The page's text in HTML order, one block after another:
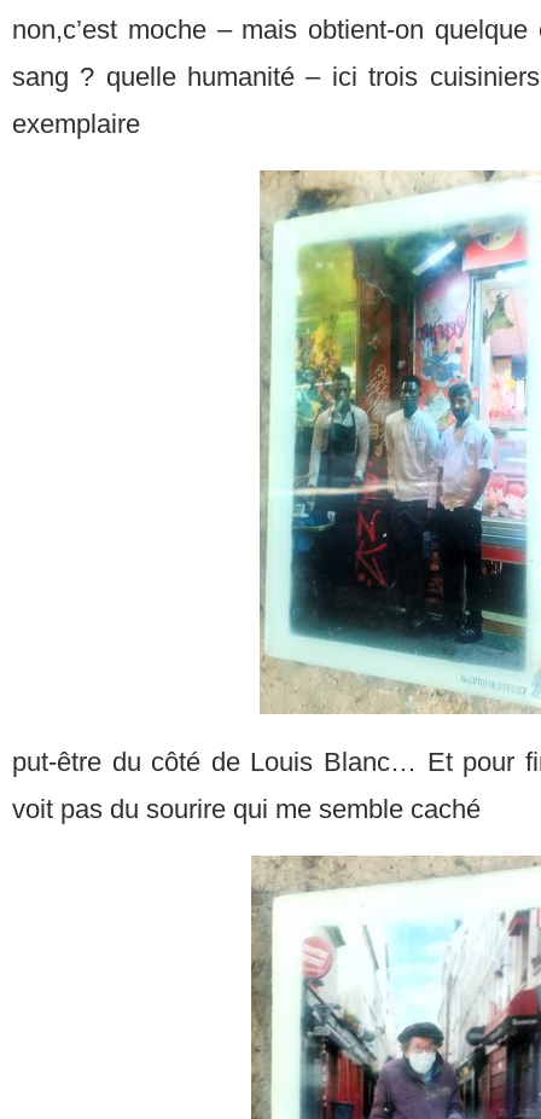
non,c’est moche – mais obtient-on
sang ? quelle humanité – ici trois
exemplaire
put-être du côté de Louis Blanc… Et pour
voit pas du sourire qui me semble caché